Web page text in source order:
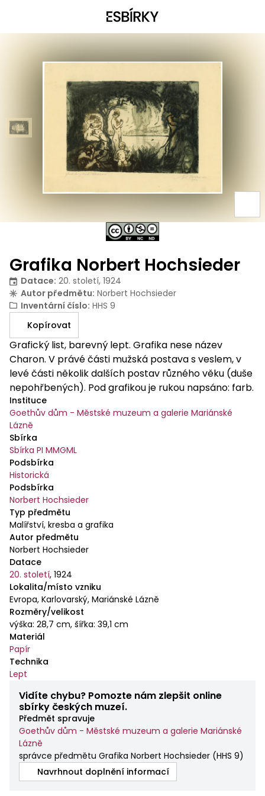
Grafika Norbert Hochsieder
Datace: 20. století, 1924
Autor předmětu: Norbert Hochsieder
Inventární číslo: HHS 9
Kopírovat
Grafický list, barevný lept. Grafika nese název
Charon. V právé části mužská postava s veslem, v
levé části několik dalších postav různého věku (duše
nepohřbených). Pod grafikou je rukou napsáno: farb.
Orig. Rad. Charon. / N. Hochsieder. / 1924. Na zadní
straně je kulaté razítko: PhDr. Miloš Růžička, znalec z
oboru školství a kultura; odvětví: Umění výtvarné-
Umělecká řemesla. Razítko s datací: 3. III. Rukou
dopsáno: Ověřeno / Original a podpis.
Instituce
Goethův dům - Městské muzeum a galerie Mariánské
Lázně
Sbírka
Sbírka PI MMGML
Podsbírka
Historická
Podsbírka
Norbert Hochsieder
Typ předmětu
Malířství, kresba a grafika
Autor předmětu
Norbert Hochsieder
Datace
20. století, 1924
Lokalita/místo vzniku
Evropa, Karlovarský, Mariánské Lázně
Rozměry/velikost
výška: 28,7 cm, šířka: 39,1 cm
Materiál
Papír
Technika
Lept
Vidíte chybu? Pomozte nám zlepšit online
sbírky českých muzeí.
Předmět spravuje
Goethův dům - Městské muzeum a galerie Mariánské
Lázně
správce předmětu Grafika Norbert Hochsieder (HHS 9)
Navrhnout doplnění informací